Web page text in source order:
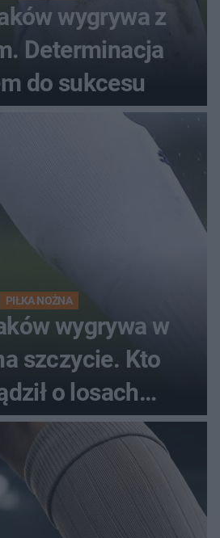
wygrywa z
Determinacja
do sukcesu
PIŁKA NOŻNA
wygrywa w
szczycie. Kto
o losach